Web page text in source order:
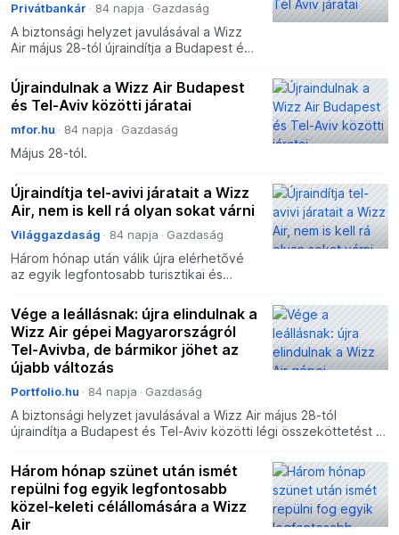
Privátbankár 84 napja Gazdaság
A biztonsági helyzet javulásával a Wizz
Air május 28-tól újraindítja a Budapest és
Újraindulnak a Wizz Air Budapest
és Tel-Aviv közötti járatai
mfor.hu 84 napja Gazdaság
Május 28-tól.
Újraindítja tel-avivi járatait a Wizz
Air, nem is kell rá olyan sokat várni
Világgazdaság 84 napja Gazdaság
Három hónap után válik újra elérhetővé
az egyik legfontosabb turisztikai és
Vége a leállásnak: újra elindulnak a
Wizz Air gépei Magyarországról
Tel-Avivba, de bármikor jöhet az
újabb változás
Portfolio.hu 84 napja Gazdaság
A biztonsági helyzet javulásával a Wizz Air május 28-tól
újraindítja a Budapest és Tel-Aviv közötti légi összeköttetést –
Három hónap szünet után ismét
repülni fog egyik legfontosabb
közel-keleti célállomására a Wizz
Air